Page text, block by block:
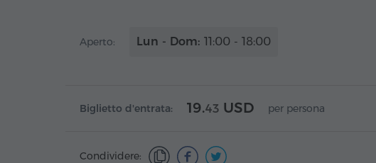
Aperto: Lun - Dom: 11:00 - 18:00
Biglietto d'entrata: 19.43 USD per persona
Condividere: